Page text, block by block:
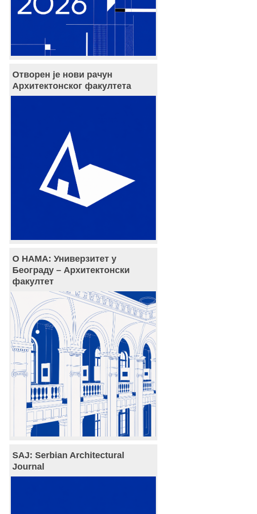
Отворен је нови рачун
Архитектонског факултета
О НАМА: Универзитет у
Београду – Архитектонски
факултет
SAJ: Serbian Architectural
Journal